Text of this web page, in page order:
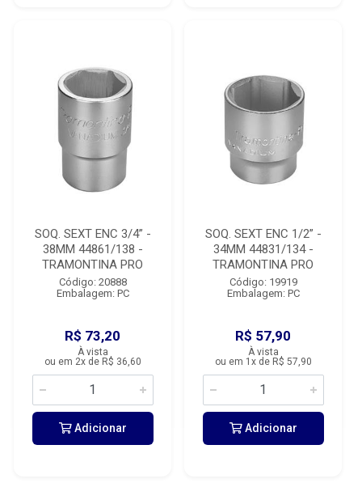
SOQ. SEXT ENC 3/4” -
38MM 44861/138 -
TRAMONTINA PRO
Código: 20888
Embalagem: PC
R$ 73,20
À vista
ou em 2x de R$ 36,60
Adicionar
SOQ. SEXT ENC 1/2” -
34MM 44831/134 -
TRAMONTINA PRO
Código: 19919
Embalagem: PC
R$ 57,90
À vista
ou em 1x de R$ 57,90
Adicionar